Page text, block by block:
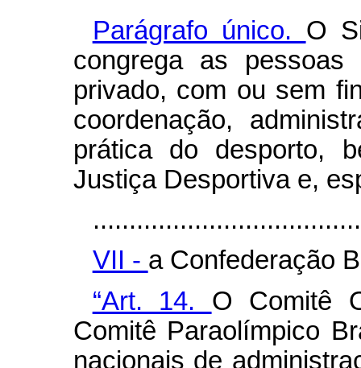
Parágrafo único. O
congrega as
privado, com ou sem
coordenação,
prática do desporto,
Justiça Desportiva e,
VII - a Confederação
“Art. 14. O Comitê
Comitê Paraolímpico
nacionais de